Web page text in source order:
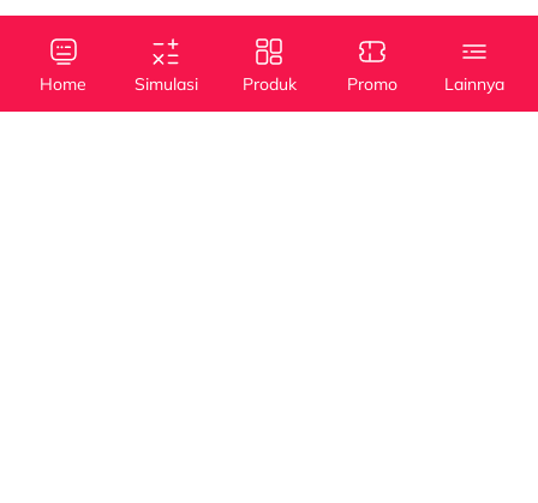
Sentral Senayan 2,
3rd Floor Jl. Asia
Afrika No. 8 Senayan
Home Simulasi Produk Promo Lainnya